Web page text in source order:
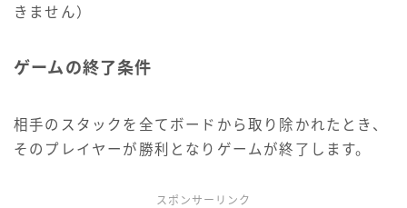
きません）
ゲームの終了条件
相手のスタックを全てボードから取り除かれたとき、
そのプレイヤーが勝利となりゲームが終了します。
スポンサーリンク